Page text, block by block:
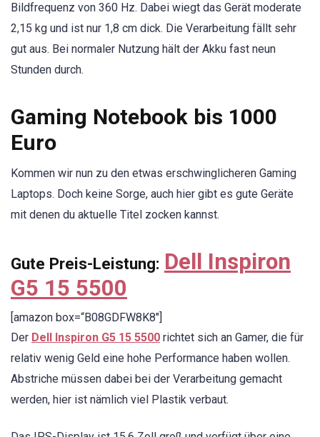
Bildfrequenz von 360 Hz. Dabei wiegt das Gerät moderate
2,15 kg und ist nur 1,8 cm dick. Die Verarbeitung fällt sehr
gut aus. Bei normaler Nutzung hält der Akku fast neun
Stunden durch.
Gaming Notebook bis 1000
Euro
Kommen wir nun zu den etwas erschwinglicheren Gaming
Laptops. Doch keine Sorge, auch hier gibt es gute Geräte
mit denen du aktuelle Titel zocken kannst.
Gute Preis-Leistung: Dell Inspiron
G5 15 5500
[amazon box=“B08GDFW8K8″]
Der Dell Inspiron G5 15 5500 richtet sich an Gamer, die für
relativ wenig Geld eine hohe Performance haben wollen.
Abstriche müssen dabei bei der Verarbeitung gemacht
werden, hier ist nämlich viel Plastik verbaut.